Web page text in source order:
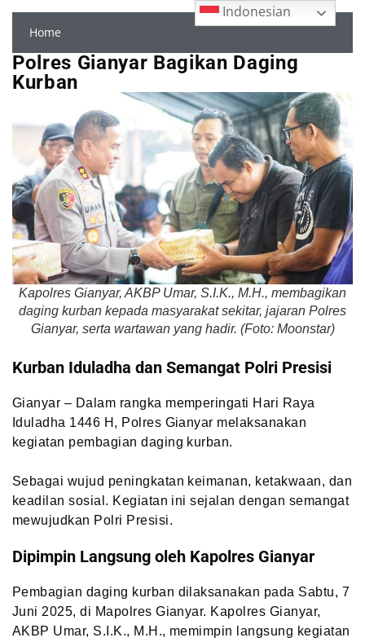
Home
Polres Gianyar Bagikan Daging
Kurban
Kapolres Gianyar, AKBP Umar, S.I.K., M.H., membagikan
daging kurban kepada masyarakat sekitar, jajaran Polres
Gianyar, serta wartawan yang hadir. (Foto: Moonstar)
Kurban Iduladha dan Semangat Polri Presisi
Gianyar – Dalam rangka memperingati Hari Raya
Iduladha 1446 H, Polres Gianyar melaksanakan
kegiatan pembagian daging kurban.
Sebagai wujud peningkatan keimanan, ketakwaan, dan
keadilan sosial. Kegiatan ini sejalan dengan semangat
mewujudkan Polri Presisi.
Dipimpin Langsung oleh Kapolres Gianyar
Pembagian daging kurban dilaksanakan pada Sabtu, 7
Juni 2025, di Mapolres Gianyar. Kapolres Gianyar,
AKBP Umar, S.I.K., M.H., memimpin langsung kegiatan
Indonesian